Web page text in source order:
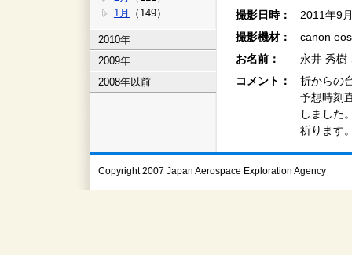
1月
（149）
2010年
2009年
2008年以前
撮影日時：
2011年9
撮影機材：
canon
お名前：
永井 秀樹
コメント：
折からの
予想時刻
しました
祈ります
Copyright 2007 Japan Aerospace Exploration Agency